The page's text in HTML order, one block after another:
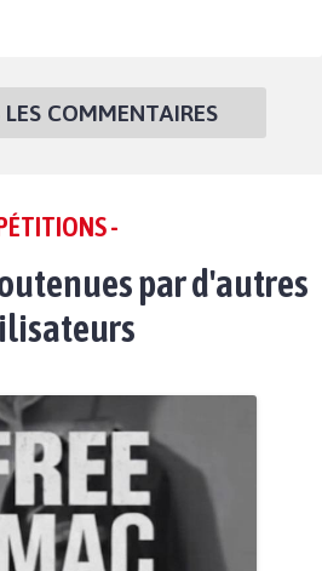
COMMENTAIRES
-
par d'autres